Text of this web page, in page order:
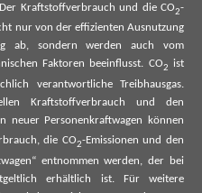
Kraftstoffverbrauch und die CO2-
nur von der effizienten Ausnutzung
ab, sondern werden auch vom
Faktoren beeinflusst. CO2
ist
verantwortliche Treibhausgas.
Kraftstoffverbrauch und den
neuer Personenkraftwagen können
die CO2-Emissionen und den
entnommen werden, der bei
erhältlich ist. Für weitere